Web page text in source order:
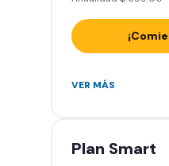
Acceso
Sillones de
VER MÁS
Plan Smart